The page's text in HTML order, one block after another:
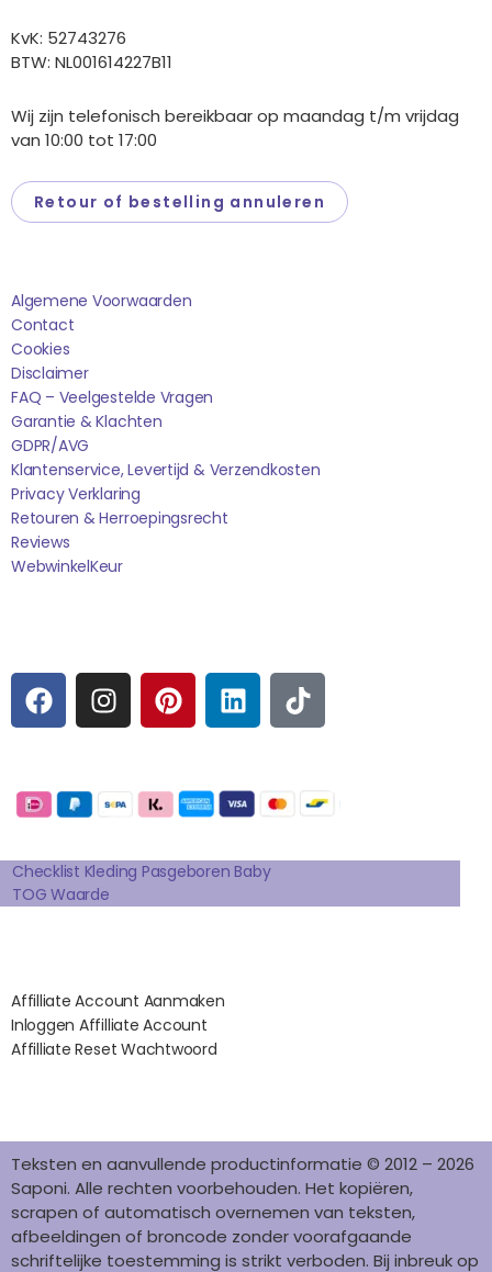
KvK: 52743276
BTW: NL001614227B11
Wij zijn telefonisch bereikbaar op maandag t/m vrijdag
van 10:00 tot 17:00
Retour of bestelling annuleren
Algemene Voorwaarden
Contact
Cookies
Disclaimer
FAQ – Veelgestelde Vragen
Garantie & Klachten
GDPR/AVG
Klantenservice, Levertijd & Verzendkosten
Privacy Verklaring
Retouren & Herroepingsrecht
Reviews
WebwinkelKEur
F
A
C
B
O
O
K
I
N
S
A
R
A
M
P
I
N
E
R
E
S
T
L
I
N
E
D
I
N
T
I
K
O
K
Checklist Kleding Pasgeboren Baby
TOG Waarde
Affilliate Account Aanmaken
Inloggen Affilliate Account
Affilliate Reset Wachtwoord
Teksten en aanvullende productinformatie © 2012 – 2026
Saponi. Alle rechten voorbehouden. Het kopiëren,
scrapen of automatisch overnemen van teksten,
afbeeldingen of broncode zonder voorafgaande
schriftelijke toestemming is strikt verboden. Bij inbreuk op